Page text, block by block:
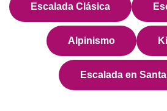
Escalada Clásica
Alpinismo
Escalada en